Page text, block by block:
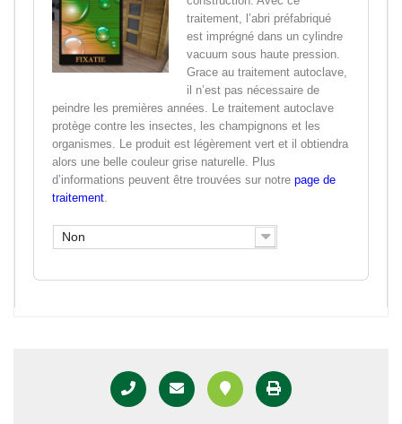
traitement, l’abri préfabriqué
est imprégné dans un cylindre
vacuum sous haute pression.
Grace au traitement autoclave,
il n’est pas nécessaire de
peindre les premières années. Le traitement autoclave
protège contre les insectes, les champignons et les
organismes. Le produit est légèrement vert et il obtiendra
alors une belle couleur grise naturelle. Plus
d’informations peuvent être trouvées sur notre page de
traitement
Non